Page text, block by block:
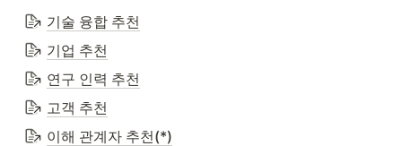
기술 융합 추천
기업 추천
연구 인력 추천
고객 추천
이해 관계자 추천(*)